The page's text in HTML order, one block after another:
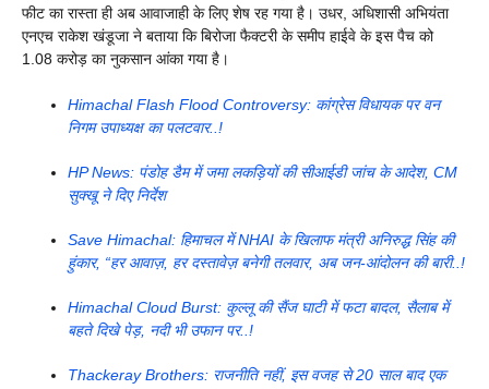
फीट का रास्ता ही अब आवाजाही के लिए शेष रह गया है। उधर, अधिशासी अभियंता
एनएच राकेश खंडूजा ने बताया कि बिरोजा फैक्टरी के समीप हाईवे के इस पैच को
1.08 करोड़ का नुकसान आंका गया है।
Himachal Flash Flood Controversy: कांग्रेस विधायक पर वन
निगम उपाध्यक्ष का पलटवार..!
HP News: पंडोह डैम में जमा लकड़ियों की सीआईडी जांच के आदेश, CM
सुक्खू ने दिए निर्देश
Save Himachal: हिमाचल में NHAI के खिलाफ मंत्री अनिरुद्ध सिंह की
हुंकार, “हर आवाज़, हर दस्तावेज़ बनेगी तलवार, अब जन-आंदोलन की बारी..!
Himachal Cloud Burst: कुल्लू की सैंज घाटी में फटा बादल, सैलाब में
बहते दिखे पेड़, नदी भी उफान पर..!
Thackeray Brothers: राजनीति नहीं, इस वजह से 20 साल बाद एक